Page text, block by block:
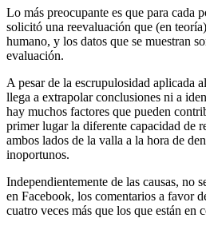
Lo más preocupante es que para cada
solicitó una reevaluación que (en
humano, y los datos que se muestran
evaluación.
A pesar de la escrupulosidad aplicada
llega a extrapolar conclusiones ni a
hay muchos factores que pueden
primer lugar la diferente capacidad de
ambos lados de la valla a la hora de
inoportunos.
Independientemente de las causas, no
en Facebook, los comentarios a favor
cuatro veces más que los que están en